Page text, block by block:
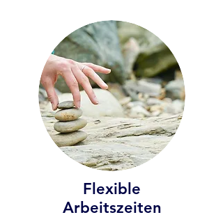
Flexible
Arbeitszeiten